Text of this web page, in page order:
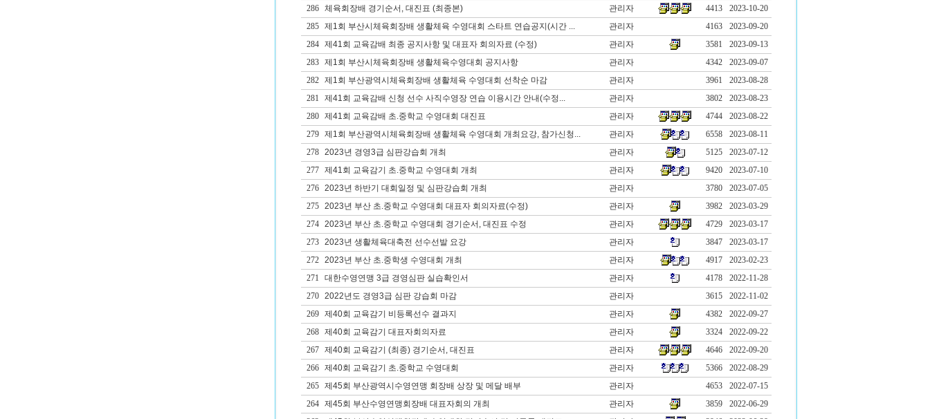
286
체육회장배 경기순서, 대진표 (최종본) 관리자 4413
2023-10-20
285
제1회 부산시체육회장배 생활체육 수영대회 스타트 연습공지(시간 ... 관리자 4163
2023-09-20
284
제41회 교육감배 최종 공지사항 및 대표자 회의자료 (수정) 관리자 3581
2023-09-13
283
제1회 부산시체육회장배 생활체육수영대회 공지사항 관리자 4342
2023-09-07
282
제1회 부산광역시체육회장배 생활체육 수영대회 선착순 마감 관리자 3961
2023-08-28
281
제41회 교육감배 신청 선수 사직수영장 연습 이용시간 안내(수정... 관리자 3802
2023-08-23
280
제41회 교육감배 초.중학교 수영대회 대진표 관리자 4744
2023-08-22
279
제1회 부산광역시체육회장배 생활체육 수영대회 개최요강, 참가신청... 관리자 6558
2023-08-11
278
2023년 경영3급 심판강습회 개최 관리자 5125
2023-07-12
277
제41회 교육감기 초.중학교 수영대회 개최 관리자 9420
2023-07-10
276
2023년 하반기 대회일정 및 심판강습회 개최 관리자 3780
2023-07-05
275
2023년 부산 초.중학교 수영대회 대표자 회의자료(수정) 관리자 3982
2023-03-29
274
2023년 부산 초.중학교 수영대회 경기순서, 대진표 수정 관리자 4729
2023-03-17
273
2023년 생활체육대축전 선수선발 요강 관리자 3847
2023-03-17
272
2023년 부산 초.중학생 수영대회 개최 관리자 4917
2023-02-23
271
대한수영연맹 3급 경영심판 실습확인서 관리자 4178
2022-11-28
270
2022년도 경영3급 심판 강습회 마감 관리자 3615
2022-11-02
269
제40회 교육감기 비등록선수 결과지 관리자 4382
2022-09-27
268
제40회 교육감기 대표자회의자료 관리자 3324
2022-09-22
267
제40회 교육감기 (최종) 경기순서, 대진표 관리자 4646
2022-09-20
266
제40회 교육감기 초.중학교 수영대회 관리자 5366
2022-08-29
265
제45회 부산광역시수영연맹 회장배 상장 및 메달 배부 관리자 4653
2022-07-15
264
제45회 부산수영연맹회장배 대표자회의 개최 관리자 3859
2022-06-29